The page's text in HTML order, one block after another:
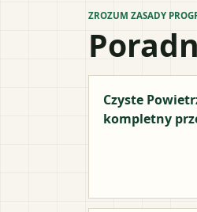
ZROZUM ZASADY
Czyste
kompletny